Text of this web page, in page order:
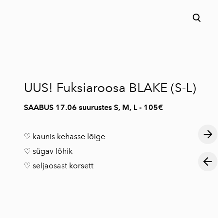
UUS! Fuksiaroosa BLAKE (S-L)
SAABUS 17.06 suurustes S, M, L - 105€
♡ kaunis kehasse lõige
♡ sügav lõhik
♡ seljaosast korsett